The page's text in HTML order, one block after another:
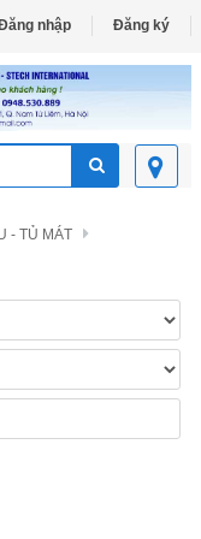
nhập Đăng ký
- TỦ MÁT